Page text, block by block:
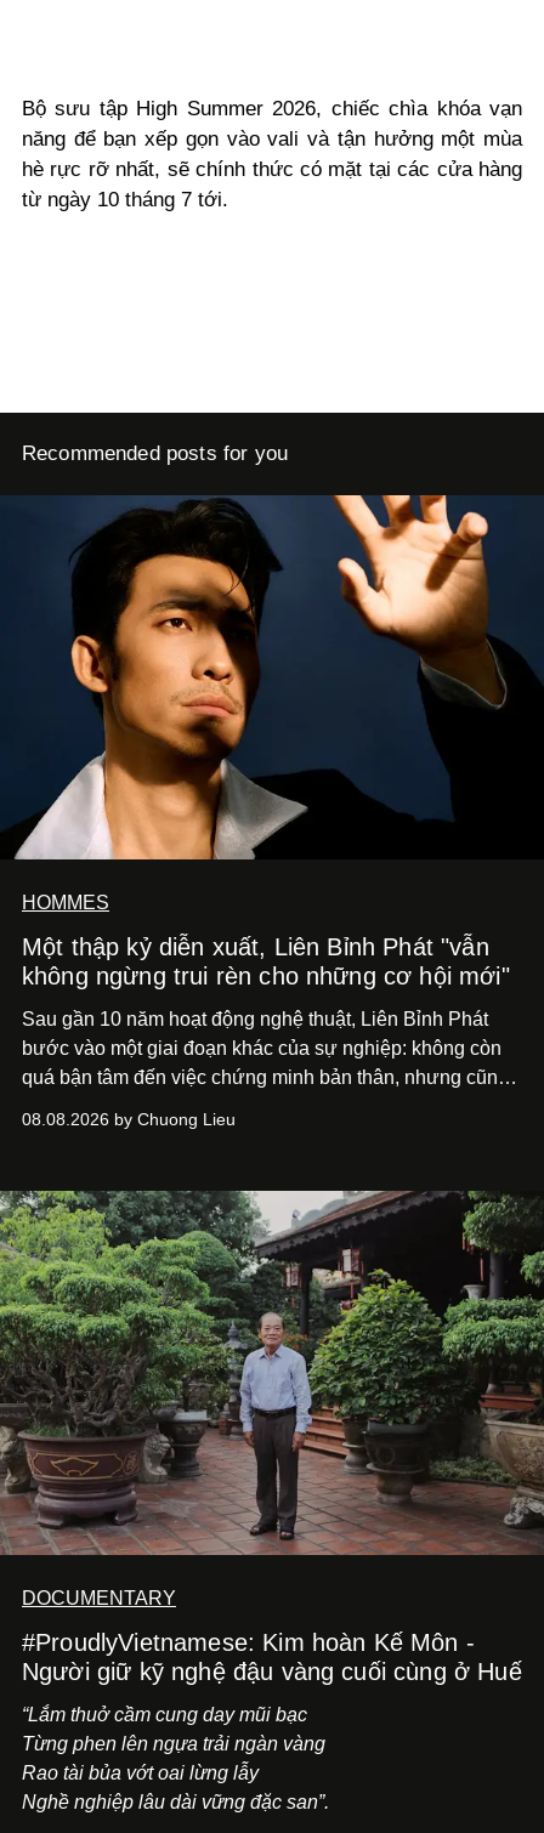
Bộ sưu tập High Summer 2026, chiếc chìa khóa vạn
năng để bạn xếp gọn vào vali và tận hưởng một mùa
hè rực rỡ nhất, sẽ chính thức có mặt tại các cửa hàng
từ ngày 10 tháng 7 tới.
Recommended posts for you
HOMMES
Một thập kỷ diễn xuất, Liên Bỉnh Phát "vẫn
không ngừng trui rèn cho những cơ hội mới"
Sau gần 10 năm hoạt động nghệ thuật, Liên Bỉnh Phát
bước vào một giai đoạn khác của sự nghiệp: không còn
quá bận tâm đến việc chứng minh bản thân, nhưng cũng
phim điện ảnh trong nửa đầu 2026 đến hành trình trở lại
bằng một tâm thế điềm tĩnh hơn. Anh tiếp tục học hỏi, trau
dồi và chờ đợi những vai diễn đủ sức đưa mình đến
những vùng đất mới. Ở tuổi ngoài 30, điều anh theo đuổi
không phải những đích đến quá lớn, mà là khả năng luôn
tiến về phía trước.
08.08.2026 by Chuong Lieu
DOCUMENTARY
#ProudlyVietnamese: Kim hoàn Kế Môn -
Người giữ kỹ nghệ đậu vàng cuối cùng ở Huế
“Lắm thuở cầm cung day mũi bạc
Từng phen lên ngựa trải ngàn vàng
Rao tài bủa vớt oai lừng lẫy
Nghề nghiệp lâu dài vững đặc san”.